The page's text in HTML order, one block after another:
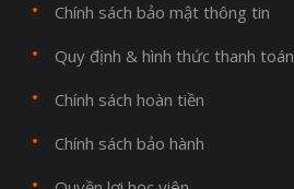
Chính sách bảo mật thông tin
Quy định & hình thức thanh toán
Chính sách hoàn tiền
Chính sách bảo hành